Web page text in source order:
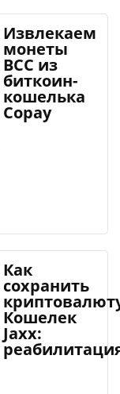
Извлекаем
монеты
BCC из
биткоин-
кошелька
Copay
Как
сохранить
Кошелек
Jaxx: